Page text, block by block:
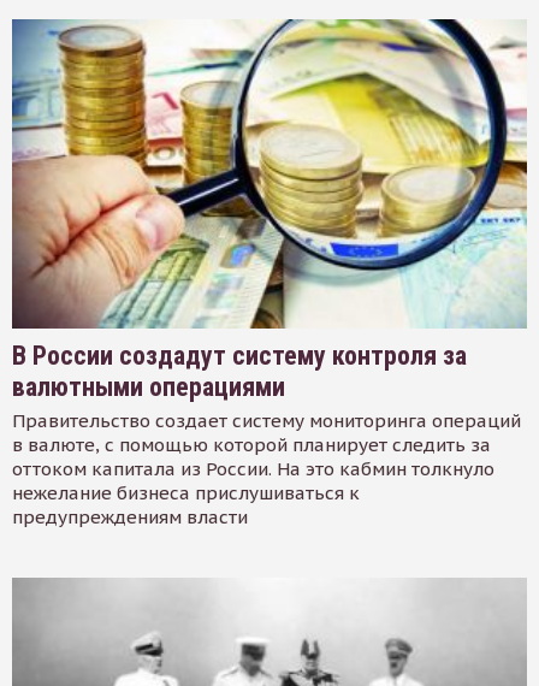
В России создадут систему контроля за
валютными операциями
Правительство создает систему мониторинга операций
в валюте, с помощью которой планирует следить за
оттоком капитала из России. На это кабмин толкнуло
нежелание бизнеса прислушиваться к
предупреждениям власти